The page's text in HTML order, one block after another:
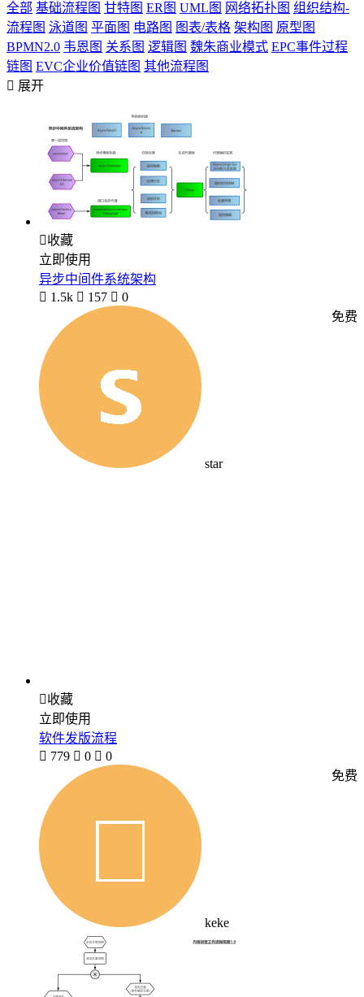
全部 基础流程图 甘特图 ER图 UML图 网络拓扑图 组织结构-
流程图 泳道图 平面图 电路图 图表/表格 架构图 原型图
BPMN2.0 韦恩图 关系图 逻辑图 魏朱商业模式 EPC事件过程
链图 EVC企业价值链图 其他流程图
 展开
收藏
立即使用
异步中间件系统架构
 1.5k  157  0
star
免费
收藏
立即使用
软件发版流程
 779  0  0
keke
免费